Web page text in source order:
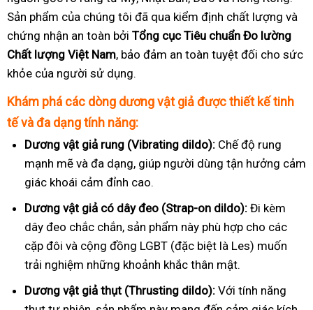
Sản phẩm của chúng tôi đã qua kiểm định chất lượng và
chứng nhận an toàn bởi Tổng cục Tiêu chuẩn Đo lường
Chất lượng Việt Nam, bảo đảm an toàn tuyệt đối cho sức
khỏe của người sử dụng.
Khám phá các dòng dương vật giả được thiết kế tinh
tế và đa dạng tính năng:
Dương vật giả rung (Vibrating dildo): Chế độ rung
mạnh mẽ và đa dạng, giúp người dùng tận hưởng cảm
giác khoái cảm đỉnh cao.
Dương vật giả có dây đeo (Strap-on dildo): Đi kèm
dây đeo chắc chắn, sản phẩm này phù hợp cho các
cặp đôi và cộng đồng LGBT (đặc biệt là Les) muốn
trải nghiệm những khoảnh khắc thân mật.
Dương vật giả thụt (Thrusting dildo): Với tính năng